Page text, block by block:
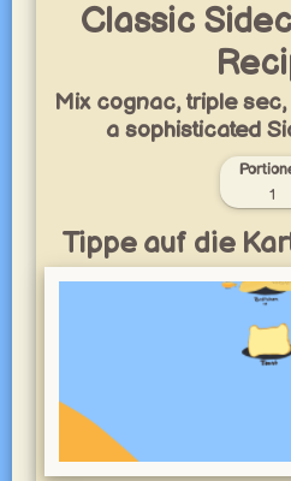
Classic
Mix cognac, triple
a sophisticated
1
Tippe auf die